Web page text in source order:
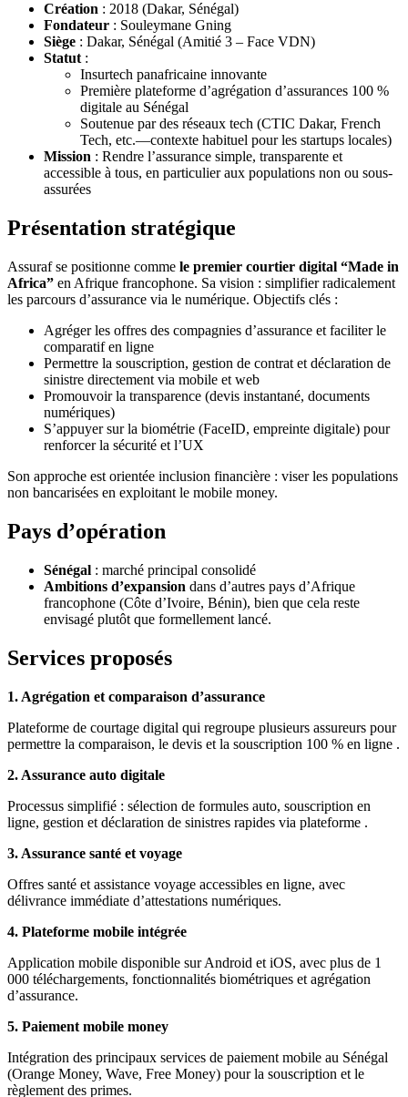
Création : 2018 (Dakar, Sénégal)
Fondateur : Souleymane Gning
Siège : Dakar, Sénégal (Amitié 3 – Face VDN)
Statut :
Insurtech panafricaine innovante
Première plateforme d’agrégation d’assurances 100 %
digitale au Sénégal
Soutenue par des réseaux tech (CTIC Dakar, French
Tech, etc.—contexte habituel pour les startups locales)
Mission : Rendre l’assurance simple, transparente et
accessible à tous, en particulier aux populations non ou sous-
assurées
Présentation stratégique
Assuraf se positionne comme le premier courtier digital “Made in
Africa” en Afrique francophone. Sa vision : simplifier radicalement
les parcours d’assurance via le numérique. Objectifs clés :
Agréger les offres des compagnies d’assurance et faciliter le
comparatif en ligne
Permettre la souscription, gestion de contrat et déclaration de
sinistre directement via mobile et web
Promouvoir la transparence (devis instantané, documents
numériques)
S’appuyer sur la biométrie (FaceID, empreinte digitale) pour
renforcer la sécurité et l’UX
Son approche est orientée inclusion financière : viser les populations
non bancarisées en exploitant le mobile money.
Pays d’opération
Sénégal : marché principal consolidé
Ambitions d’expansion dans d’autres pays d’Afrique
francophone (Côte d’Ivoire, Bénin), bien que cela reste
envisagé plutôt que formellement lancé.
Services proposés
1. Agrégation et comparaison d’assurance
Plateforme de courtage digital qui regroupe plusieurs assureurs pour
permettre la comparaison, le devis et la souscription 100 % en ligne .
2. Assurance auto digitale
Processus simplifié : sélection de formules auto, souscription en
ligne, gestion et déclaration de sinistres rapides via plateforme .
3. Assurance santé et voyage
Offres santé et assistance voyage accessibles en ligne, avec
délivrance immédiate d’attestations numériques.
4. Plateforme mobile intégrée
Application mobile disponible sur Android et iOS, avec plus de 1
000 téléchargements, fonctionnalités biométriques et agrégation
d’assurance.
5. Paiement mobile money
Intégration des principaux services de paiement mobile au Sénégal
(Orange Money, Wave, Free Money) pour la souscription et le
règlement des primes.